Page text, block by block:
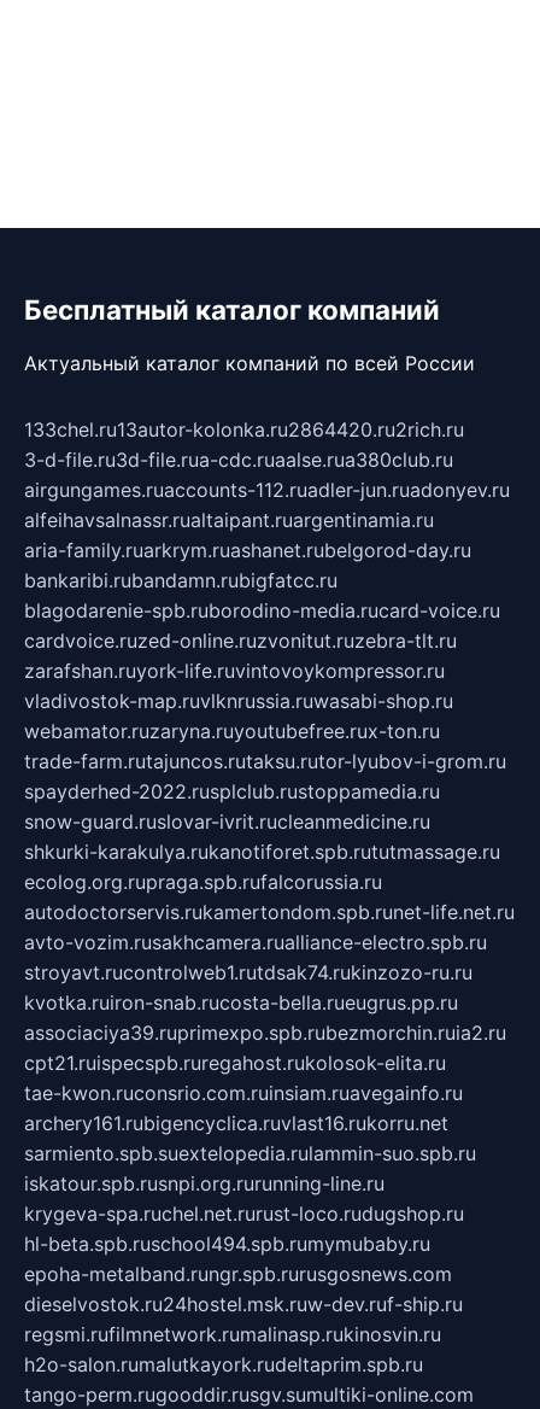
Бесплатный каталог компаний
Актуальный каталог компаний по всей России
133chel.ru13autor-kolonka.ru2864420.ru2rich.ru
3-d-file.ru3d-file.rua-cdc.ruaalse.rua380club.ru
airgungames.ruaccounts-112.ruadler-jun.ruadonyev.ru
alfeihavsalnassr.rualtaipant.ruargentinamia.ru
aria-family.ruarkrym.ruashanet.rubelgorod-day.ru
bankaribi.rubandamn.rubigfatcc.ru
blagodarenie-spb.ruborodino-media.rucard-voice.ru
cardvoice.ruzed-online.ruzvonitut.ruzebra-tlt.ru
zarafshan.ruyork-life.ruvintovoykompressor.ru
vladivostok-map.ruvlknrussia.ruwasabi-shop.ru
webamator.ruzaryna.ruyoutubefree.rux-ton.ru
trade-farm.rutajuncos.rutaksu.rutor-lyubov-i-grom.ru
spayderhed-2022.rusplclub.rustoppamedia.ru
snow-guard.ruslovar-ivrit.rucleanmedicine.ru
shkurki-karakulya.rukanotiforet.spb.rututmassage.ru
ecolog.org.rupraga.spb.rufalcorussia.ru
autodoctorservis.rukamertondom.spb.runet-life.net.ru
avto-vozim.rusakhcamera.rualliance-electro.spb.ru
stroyavt.rucontrolweb1.rutdsak74.rukinzozo-ru.ru
kvotka.ruiron-snab.rucosta-bella.rueugrus.pp.ru
associaciya39.ruprimexpo.spb.rubezmorchin.ruia2.ru
cpt21.ruispecspb.ruregahost.rukolosok-elita.ru
tae-kwon.ruconsrio.com.ruinsiam.ruavegainfo.ru
archery161.rubigencyclica.ruvlast16.rukorru.net
sarmiento.spb.suextelopedia.rulammin-suo.spb.ru
iskatour.spb.rusnpi.org.rurunning-line.ru
krygeva-spa.ruchel.net.rurust-loco.rudugshop.ru
hl-beta.spb.ruschool494.spb.rumymubaby.ru
epoha-metalband.rungr.spb.rurusgosnews.com
dieselvostok.ru24hostel.msk.ruw-dev.ruf-ship.ru
regsmi.rufilmnetwork.rumalinasp.rukinosvin.ru
h2o-salon.rumalutkayork.rudeltaprim.spb.ru
tango-perm.rugooddir.rusgv.sumultiki-online.com